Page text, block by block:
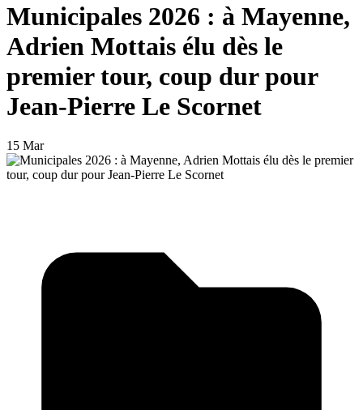
Municipales 2026 : à Mayenne,
Adrien Mottais élu dès le
premier tour, coup dur pour
Jean-Pierre Le Scornet
15 Mar